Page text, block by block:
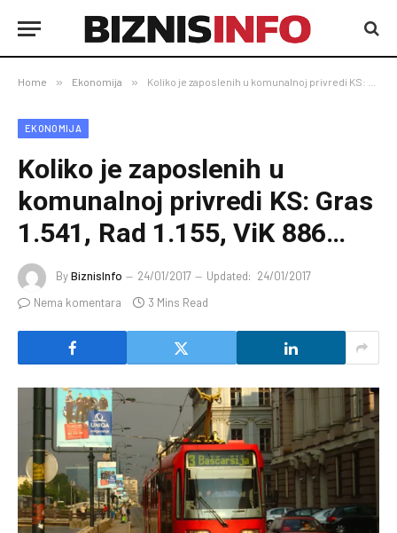
Home » Ekonomija » Koliko je zaposlenih u komunalnoj privredi KS: Gras 1.541, Rad 1.155, ViK 886…
EKONOMIJA
Koliko je zaposlenih u
komunalnoj privredi KS: Gras
1.541, Rad 1.155, ViK 886…
ByBiznisInfo 24/01/2017 Updated: 24/01/2017
Nema komentara
3 Mins Read